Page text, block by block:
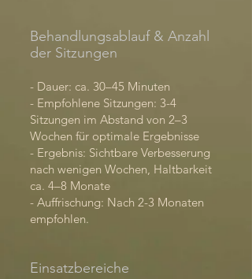
Behandlungsablauf & Anzahl
der Sitzungen
- Dauer: ca. 30–45 Minuten
- Empfohlene Sitzungen: 3-4
Sitzungen im Abstand von 2–3
Wochen für optimale Ergebnisse
- Ergebnis: Sichtbare Verbesserung
nach wenigen Wochen, Haltbarkeit
ca. 4–8 Monate
- Auffrischung: Nach 2-3 Monaten
empfohlen.
Einsatzbereiche